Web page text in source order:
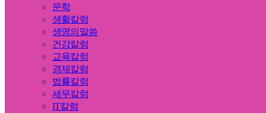
문학
생활칼럼
생명의말씀
건강칼럼
교육칼럼
경제칼럼
법률칼럼
세무칼럼
IT칼럼